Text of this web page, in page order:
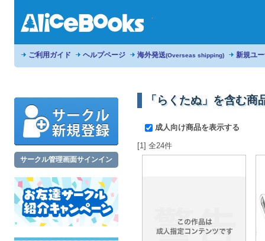
ご利用ガイド ヘルプページ 海外発送(Overseas shipping) 新規ユ
サークル管理画面サインイン
「らくたぬ」を含む商
成人向け商品を表示する
[1] 全24件